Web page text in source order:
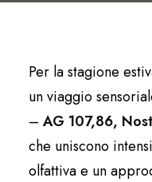
Per la stagione
un viaggio
– AG 107,86,
che uniscono
olfattiva e un